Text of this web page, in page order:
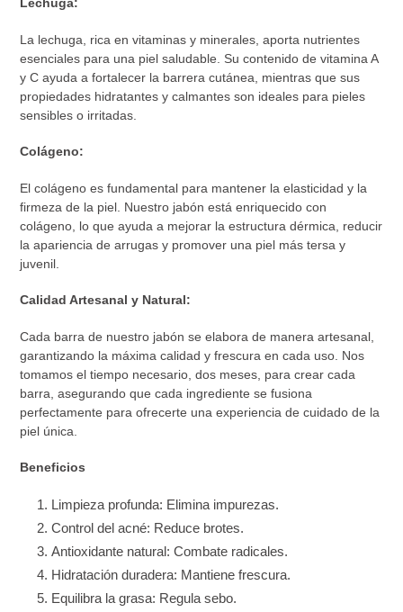
Lechuga:
La lechuga, rica en vitaminas y minerales, aporta nutrientes
esenciales para una piel saludable. Su contenido de vitamina A
y C ayuda a fortalecer la barrera cutánea, mientras que sus
propiedades hidratantes y calmantes son ideales para pieles
sensibles o irritadas.
Colágeno:
El colágeno es fundamental para mantener la elasticidad y la
firmeza de la piel. Nuestro jabón está enriquecido con
colágeno, lo que ayuda a mejorar la estructura dérmica, reducir
la apariencia de arrugas y promover una piel más tersa y
juvenil.
Calidad Artesanal y Natural:
Cada barra de nuestro jabón se elabora de manera artesanal,
garantizando la máxima calidad y frescura en cada uso. Nos
tomamos el tiempo necesario, dos meses, para crear cada
barra, asegurando que cada ingrediente se fusiona
perfectamente para ofrecerte una experiencia de cuidado de la
piel única.
Beneficios
Limpieza profunda: Elimina impurezas.
Control del acné: Reduce brotes.
Antioxidante natural: Combate radicales.
Hidratación duradera: Mantiene frescura.
Equilibra la grasa: Regula sebo.